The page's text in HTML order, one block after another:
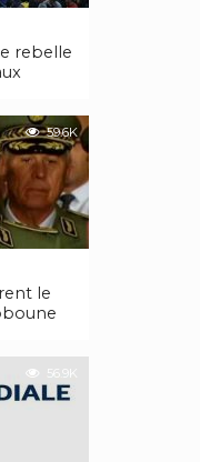
rebelle
59.6K
le
56.9K